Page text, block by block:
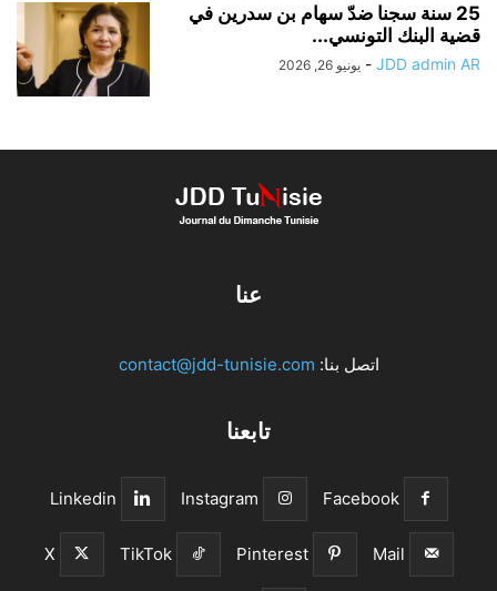
25 سنة سجنا ضدّ سهام بن سدرين في
قضية البنك التونسي...
JDD admin AR
- يونيو 26, 2026
عنا
اتصل بنا: contact@jdd-tunisie.com
تابعنا
Facebook
Instagram
Linkedin
Mail
Pinterest
TikTok
X